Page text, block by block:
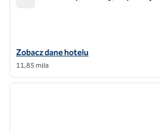
Zobacz szczegóły hotelu The Knoll
Zobacz dane hotelu
11,85 mila
1 z 12